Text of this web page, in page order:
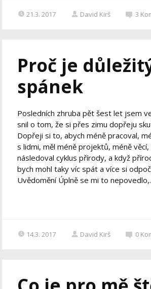
21.3. 2017 David Kirš 3
Proč je
spánek
Posledních zhruba pět šest let jsem
snil o tom, že si přes zimu dopřeju
Dopřeji si to, abych méně pracoval,
s lidmi, měl méně projektů, méně věcí,
následoval cyklus přírody, a když
bych mohl taky víc spát a více si
Uvědomění Úplně se mi to
14.3. 2017 David Kirš 0